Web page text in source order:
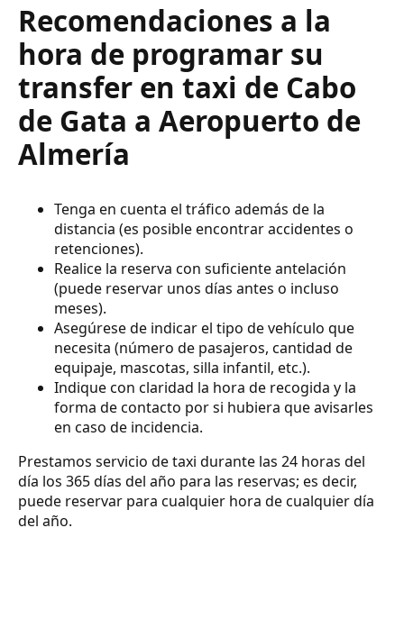
Recomendaciones a la
hora de programar su
transfer en taxi de Cabo
de Gata a Aeropuerto de
Almería
Tenga en cuenta el tráfico además de la
distancia (es posible encontrar accidentes o
retenciones).
Realice la reserva con suficiente antelación
(puede reservar unos días antes o incluso
meses).
Asegúrese de indicar el tipo de vehículo que
necesita (número de pasajeros, cantidad de
equipaje, mascotas, silla infantil, etc.).
Indique con claridad la hora de recogida y la
forma de contacto por si hubiera que avisarles
en caso de incidencia.
Prestamos servicio de taxi durante las 24 horas del
día los 365 días del año para las reservas; es decir,
puede reservar para cualquier hora de cualquier día
del año.